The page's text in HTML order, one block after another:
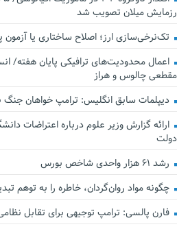
رزمایش میلان تصویب شد
تک‌نرخی‌سازی ارز؛ اصلاح ساختاری یا آزمون
اعمال محدودیت‌های ترافیکی پایان هفته/
مقطعی چالوس و هراز
دیپلمات سابق انگلیس:‌ ترامپ خواهان جنگ
ارائه گزارش وزیر علوم درباره اعتراضات
دولت
رشد ۶۱ هزار واحدی شاخص بورس
چگونه مواد روان‌گردان، خاطره را به توهم
فارن پالسی: ترامپ توجیهی برای تقابل